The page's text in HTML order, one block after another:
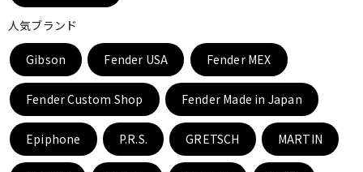
配信/ライブ機器 楽器アクセサリ
中古 ヴィンテージ
人気ブランド
Gibson Fender USA Fender MEX
Fender Custom Shop Fender Made in Japan
Epiphone P.R.S. GRETSCH MARTIN